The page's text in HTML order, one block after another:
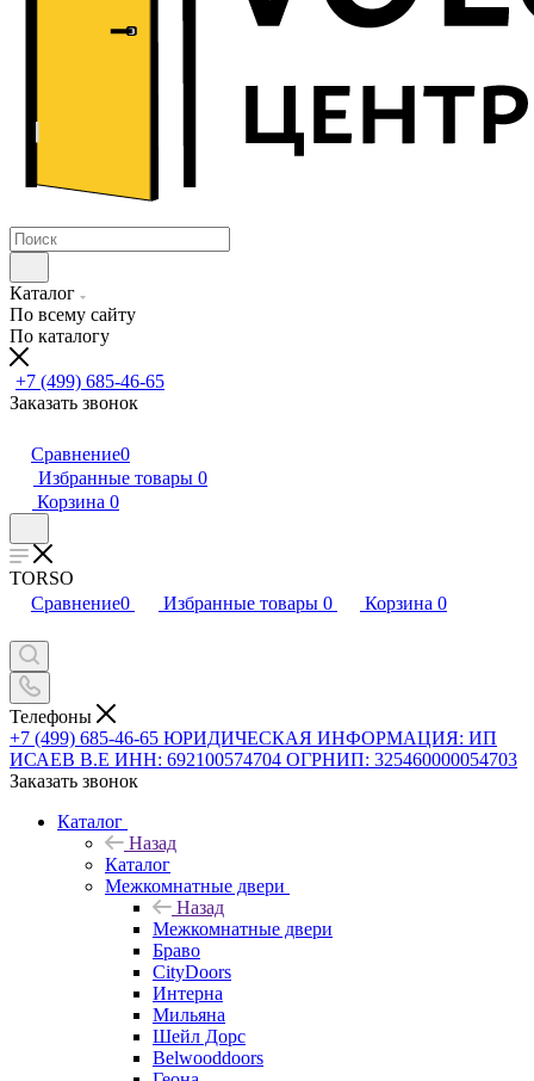
Каталог
По всему сайту
По каталогу
+7 (499) 685-46-65
Заказать звонок
Сравнение0
Избранные товары 0
Корзина 0
TORSO
Сравнение0 Избранные товары 0 Корзина 0
Телефоны
+7 (499) 685-46-65 ЮРИДИЧЕСКАЯ ИНФОРМАЦИЯ: ИП
ИСАЕВ В.Е ИНН: 692100574704 ОГРНИП: 325460000054703
Заказать звонок
Каталог
Назад
Каталог
Межкомнатные двери
Назад
Межкомнатные двери
Браво
CityDoors
Интерна
Мильяна
Шейл Дорс
Belwooddoors